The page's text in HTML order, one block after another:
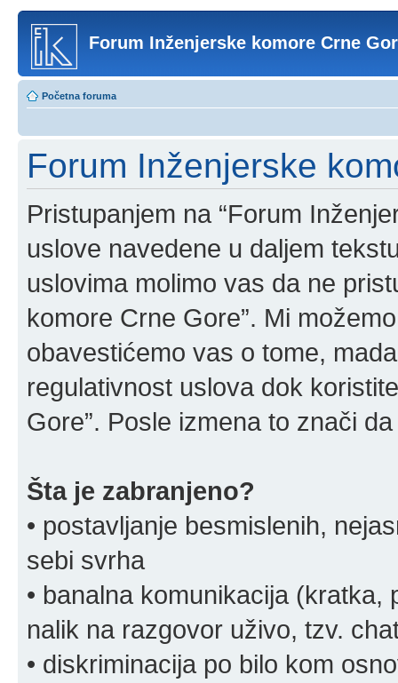
Forum Inženjerske komore Crne
Početna foruma
Forum Inženjerske
Pristupanjem na “Forum
uslove navedene u daljem
uslovima molimo vas da ne
komore Crne Gore”. Mi
obavestićemo vas o tome,
regulativnost uslova dok
Gore”. Posle izmena to znači
Šta je zabranjeno?
• postavljanje besmislenih,
sebi svrha
• banalna komunikacija
nalik na razgovor uživo, tzv.
• diskriminacija po bilo kom